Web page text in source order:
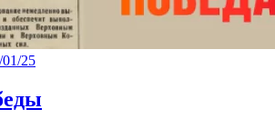
01/25